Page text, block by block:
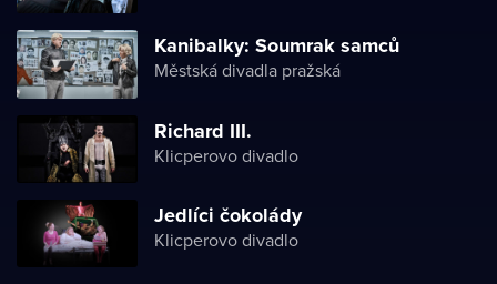
Kanibalky: Soumrak samců
Městská divadla pražská
Richard III.
Klicperovo divadlo
Jedlíci čokolády
Klicperovo divadlo